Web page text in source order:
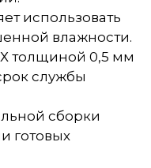
использовать
влажности.
толщиной 0,5 мм
службы
сборки
готовых